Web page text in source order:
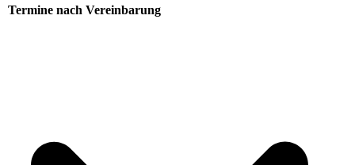
Termine nach Vereinbarung